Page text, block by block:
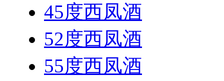
45度西凤酒
52度西凤酒
55度西凤酒